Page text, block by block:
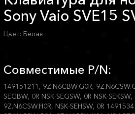
Sony Vaio SVE15
Цвет: Белая
Совместимые P/N:
149151211, 9Z.N6CBW.G0R,
SEGBW, 0R NSK-SEGSW, 0R NSK-
9Z.N6CSW.H0R, NSK-SEHSW, 0R